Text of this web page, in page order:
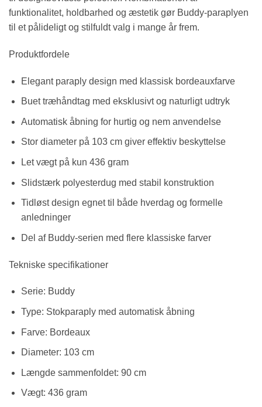
funktionalitet, holdbarhed og æstetik gør Buddy-paraplyen
til et pålideligt og stilfuldt valg i mange år frem.
Produktfordele
Elegant paraply design med klassisk bordeauxfarve
Buet træhåndtag med eksklusivt og naturligt udtryk
Automatisk åbning for hurtig og nem anvendelse
Stor diameter på 103 cm giver effektiv beskyttelse
Let vægt på kun 436 gram
Slidstærk polyesterdug med stabil konstruktion
Tidløst design egnet til både hverdag og formelle
anledninger
Del af Buddy-serien med flere klassiske farver
Tekniske specifikationer
Serie: Buddy
Type: Stokparaply med automatisk åbning
Farve: Bordeaux
Diameter: 103 cm
Længde sammenfoldet: 90 cm
Vægt: 436 gram